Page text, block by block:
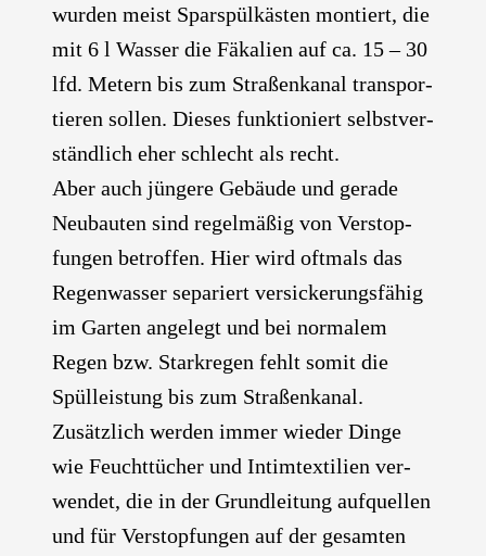
wur­den meist Spar­spül­käs­ten mon­tiert, die
mit 6 l Was­ser die Fäka­li­en auf ca. 15 – 30
lfd. Metern bis zum Stra­ßen­ka­nal trans­por­
tie­ren sol­len. Die­ses funk­tio­niert selbst­ver­
ständ­lich eher schlecht als recht.
Aber auch jün­ge­re Gebäu­de und gera­de
Neu­bau­ten sind regel­mä­ßig von Ver­stop­
fun­gen betrof­fen. Hier wird oft­mals das
Regen­was­ser sepa­riert ver­si­cke­rungs­fä­hig
im Gar­ten ange­legt und bei nor­ma­lem
Regen bzw. Stark­re­gen fehlt somit die
Spüll­eis­tung bis zum Stra­ßen­ka­nal.
Zusätz­lich wer­den immer wie­der Din­ge
wie Feucht­tü­cher und Intim­tex­ti­li­en ver­
wen­det, die in der Grund­lei­tung auf­quel­len
und für Ver­stop­fun­gen auf der gesam­ten